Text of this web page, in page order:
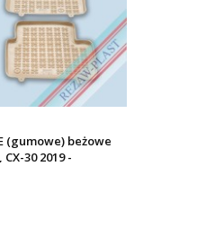
(gumowe) beżowe
30 2019 -